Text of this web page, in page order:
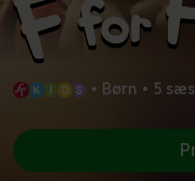
• Børn • 5